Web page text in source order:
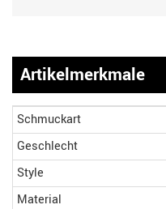
Artikelmerkmale
Schmuckart
Geschlecht
Style
Material